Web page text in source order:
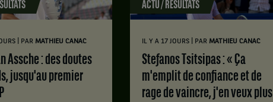
PAR MATHIEU CANAC
jusqu'au premier
ACTU / RÉSULTATS
IL Y A 17 JOURS PAR MATHIEU CANAC
Stefanos Tsitsipas : « Ça
m'emplit de confiance et de
rage de vaincre, j'en veux plus